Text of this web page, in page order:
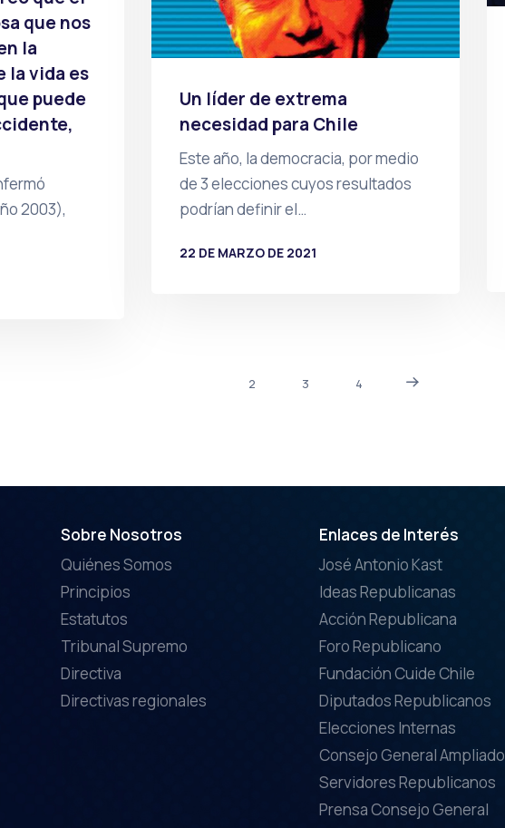
que nos
la
la vida es
puede
2003),
Un líder de extrema
necesidad para Chile
Este año, la democracia, por medio
de 3 elecciones cuyos resultados
podrían definir el…
22 DE MARZO DE 2021
2 3 4
Sobre Nosotros
Quiénes Somos
Principios
Estatutos
Tribunal Supremo
Directiva
Directivas regionales
Enlaces de Interés
José Antonio Kast
Ideas Republicanas
Acción Republicana
Foro Republicano
Fundación Cuide Chile
Diputados Republicanos
Elecciones Internas
Consejo General Ampliado
Servidores Republicanos
Prensa Consejo General